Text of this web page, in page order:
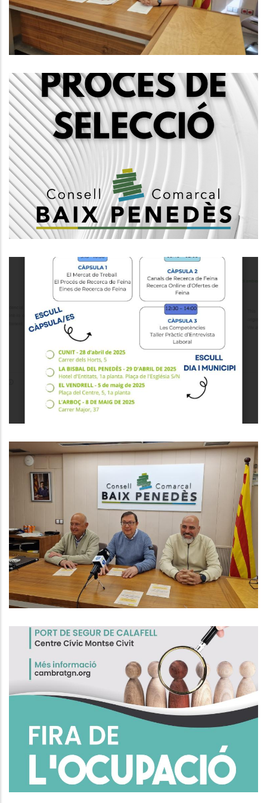
P. econòmica
Convocatòria, Mitjançant Concurs
Oposició, 1 Plaça De Tècnic Social,
Ocupació
Formacions Del Programa Orienta
Educació
Ocupació
El CCBP Impulsa El Programa
Consolida’t Amb La Col·laboració
Dels Gremis De La Comarca
Ocupació
P. econòmica
Fira De L'Ocupació De Calafell
Ocupació